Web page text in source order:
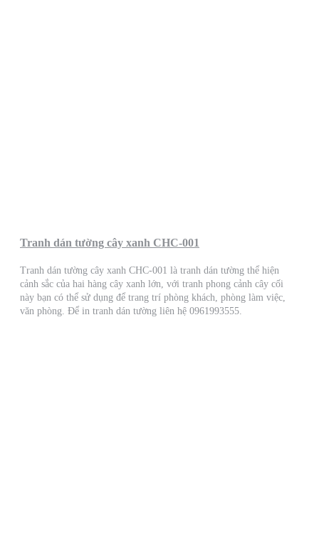
Tranh dán tường cây xanh CHC-001
Tranh dán tường cây xanh CHC-001 là tranh dán tường thể hiện
cảnh sắc của hai hàng cây xanh lớn, với tranh phong cảnh cây cối
này bạn có thể sử dụng để trang trí phòng khách, phòng làm việc,
văn phòng. Để in tranh dán tường liên hệ 0961993555.